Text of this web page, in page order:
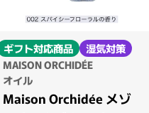
ギフト対応商品
湿気対策
MAISON ORCHIDÉE
オイル
Maison Orchidée メゾ